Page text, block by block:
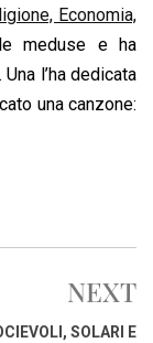
Economia,
meduse e ha
l’ha dedicata
una canzone:
NEXT
SOLARI E